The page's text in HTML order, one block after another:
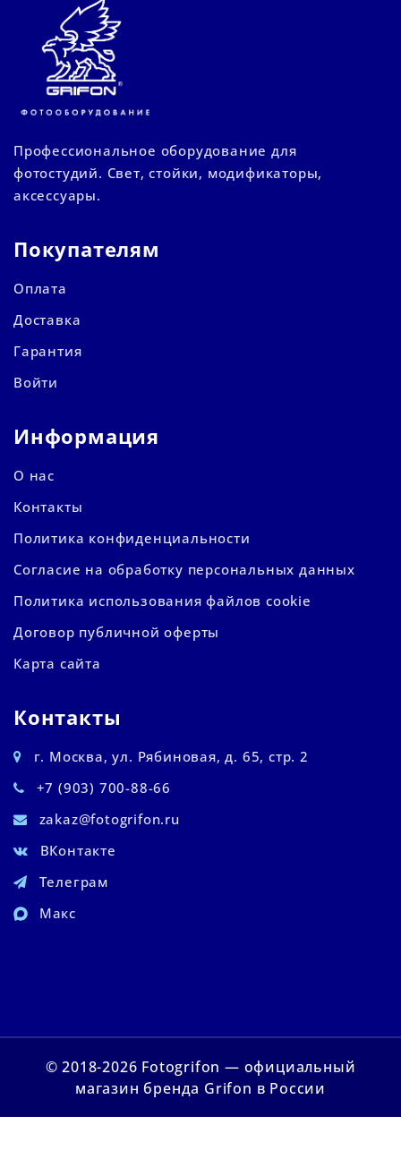
Профессиональное оборудование для
фотостудий. Свет, стойки, модификаторы,
аксессуары.
Покупателям
Оплата
Доставка
Гарантия
Войти
Информация
О нас
Контакты
Политика конфиденциальности
Согласие на обработку персональных данных
Политика использования файлов cookie
Договор публичной оферты
Карта сайта
Контакты
г. Москва, ул. Рябиновая, д. 65, стр. 2
+7 (903) 700-88-66
zakaz@fotogrifon.ru
ВКонтакте
Телеграм
Макс
© 2018-2026 Fotogrifon — официальный
магазин бренда Grifon в России